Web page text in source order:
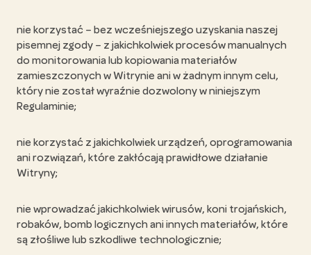
nie korzystać – bez wcześniejszego uzyskania naszej
pisemnej zgody – z jakichkolwiek procesów manualnych
do monitorowania lub kopiowania materiałów
zamieszczonych w Witrynie ani w żadnym innym celu,
który nie został wyraźnie dozwolony w niniejszym
Regulaminie;
nie korzystać z jakichkolwiek urządzeń, oprogramowania
ani rozwiązań, które zakłócają prawidłowe działanie
Witryny;
nie wprowadzać jakichkolwiek wirusów, koni trojańskich,
robaków, bomb logicznych ani innych materiałów, które
są złośliwe lub szkodliwe technologicznie;